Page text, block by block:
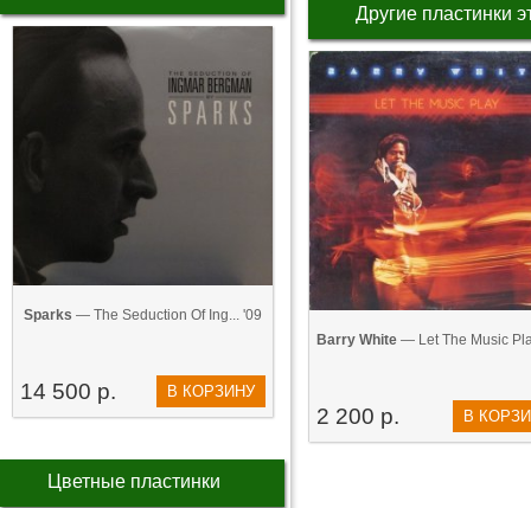
Sparks — The Seduction Of Ing... '09
14 500 р. В КОРЗИНУ
Цветные пластинки
Другие пластинки
Barry White— Let The Music
2 200 р. В